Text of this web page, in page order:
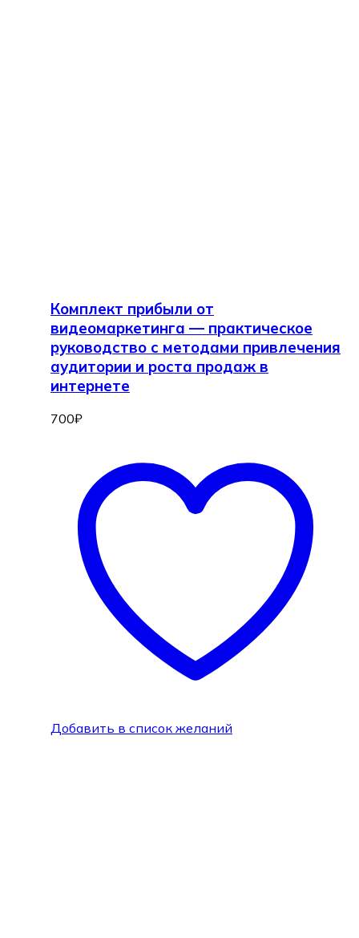
Комплект прибыли от
видеомаркетинга — практическое
руководство с методами привлечения
аудитории и роста продаж в
интернете
700₽
Добавить в список желаний